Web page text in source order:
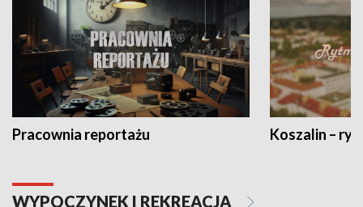
Pracownia reportażu Koszalin –
WYPOCZYNEK I REKREACJA